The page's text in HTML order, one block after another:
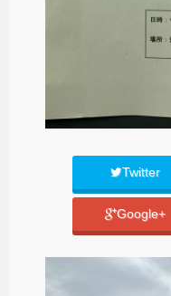
Twitter
Google+